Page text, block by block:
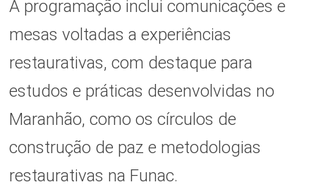
A programação inclui comunicações e
mesas voltadas a experiências
restaurativas, com destaque para
estudos e práticas desenvolvidas no
Maranhão, como os círculos de
construção de paz e metodologias
restaurativas na Funac.